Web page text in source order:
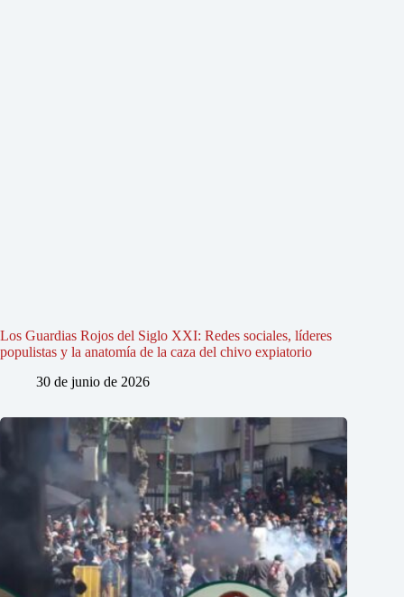
Los Guardias Rojos del Siglo XXI: Redes sociales, líderes
populistas y la anatomía de la caza del chivo expiatorio
30 de junio de 2026